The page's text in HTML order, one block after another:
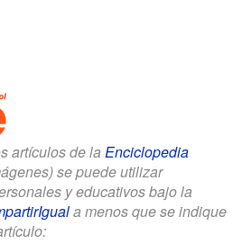
artículos de la Enciclopedia
se puede utilizar
y educativos bajo la
a menos que se indique